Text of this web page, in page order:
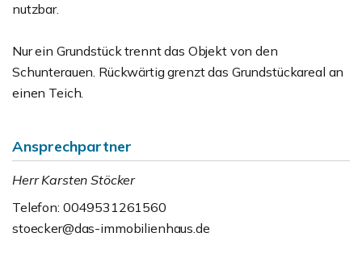
nutzbar.
Nur ein Grundstück trennt das Objekt von den
Schunterauen. Rückwärtig grenzt das Grundstückareal an
einen Teich.
Ansprechpartner
Herr Karsten Stöcker
Telefon: 0049531261560
stoecker@das-immobilienhaus.de